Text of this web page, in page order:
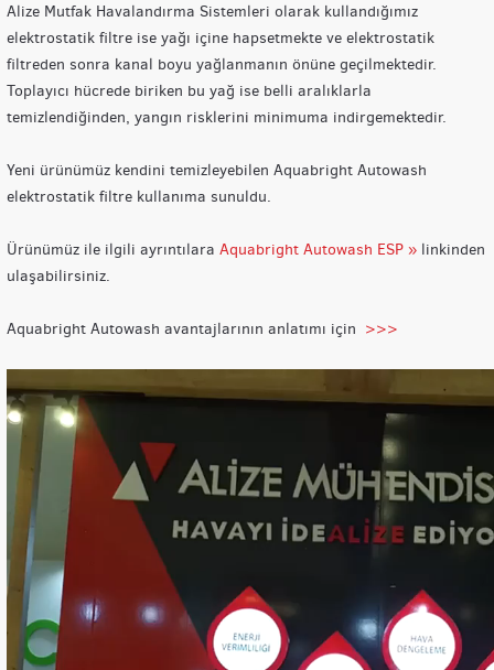
Alize Mutfak Havalandırma Sistemleri olarak kullandığımız
elektrostatik filtre ise yağı içine hapsetmekte ve elektrostatik
filtreden sonra kanal boyu yağlanmanın önüne geçilmektedir.
Toplayıcı hücrede biriken bu yağ ise belli aralıklarla
temizlendiğinden, yangın risklerini minimuma indirgemektedir.
Yeni ürünümüz kendini temizleyebilen Aquabright Autowash
elektrostatik filtre kullanıma sunuldu.
Ürünümüz ile ilgili ayrıntılara Aquabright Autowash ESP » linkinden
ulaşabilirsiniz.
Aquabright Autowash avantajlarının anlatımı için >>>